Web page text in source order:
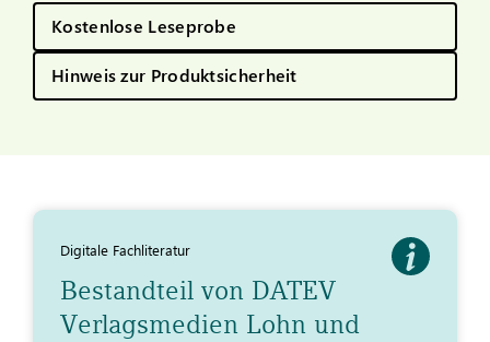
Kostenlose Leseprobe
Hinweis zur Produktsicherheit
Digitale Fachliteratur
Bestandteil von DATEV
Verlagsmedien Lohn und